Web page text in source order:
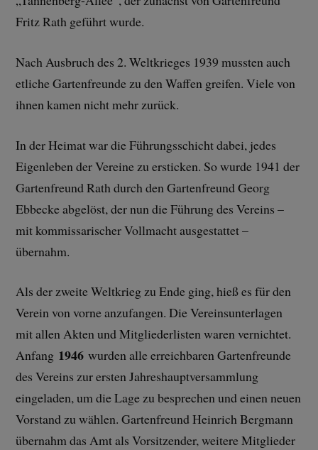
Fritz Rath geführt wurde.
Nach Ausbruch des 2. Weltkrieges 1939 mussten auch
etliche Gartenfreunde zu den Waffen greifen. Viele von
ihnen kamen nicht mehr zurück.
In der Heimat war die Führungsschicht dabei, jedes
Eigenleben der Vereine zu ersticken. So wurde 1941 der
Gartenfreund Rath durch den Gartenfreund Georg
Ebbecke abgelöst, der nun die Führung des Vereins –
mit kommissarischer Vollmacht ausgestattet –
übernahm.
Als der zweite Weltkrieg zu Ende ging, hieß es für den
Verein von vorne anzufangen. Die Vereinsunterlagen
mit allen Akten und Mitgliederlisten waren vernichtet.
Anfang 1946 wurden alle erreichbaren Gartenfreunde
des Vereins zur ersten Jahreshauptversammlung
eingeladen, um die Lage zu besprechen und einen neuen
Vorstand zu wählen. Gartenfreund Heinrich Bergmann
übernahm das Amt als Vorsitzender, weitere Mitglieder